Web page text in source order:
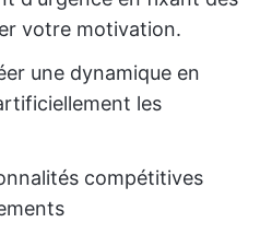
votre motivation.
une dynamique en
les
compétitives